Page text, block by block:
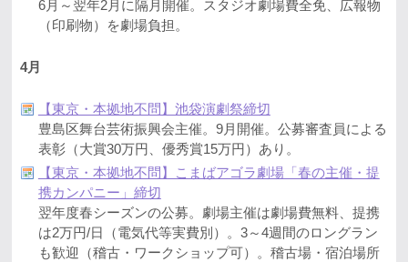
6月～翌年2月に隔月開催。スタジオ劇場費全免、広報物
（印刷物）を劇場負担。
4月
【東京・本拠地不問】池袋演劇祭締切
豊島区舞台芸術振興会主催。9月開催。公募審査員による
表彰（大賞30万円、優秀賞15万円）あり。
【東京・本拠地不問】こまばアゴラ劇場「春の主催・提
携カンパニー」締切
翌年度春シーズンの公募。劇場主催は劇場費無料、提携
は2万円/日（電気代等実費別）。3～4週間のロングラン
も歓迎（稽古・ワークショップ可）。稽古場・宿泊場所